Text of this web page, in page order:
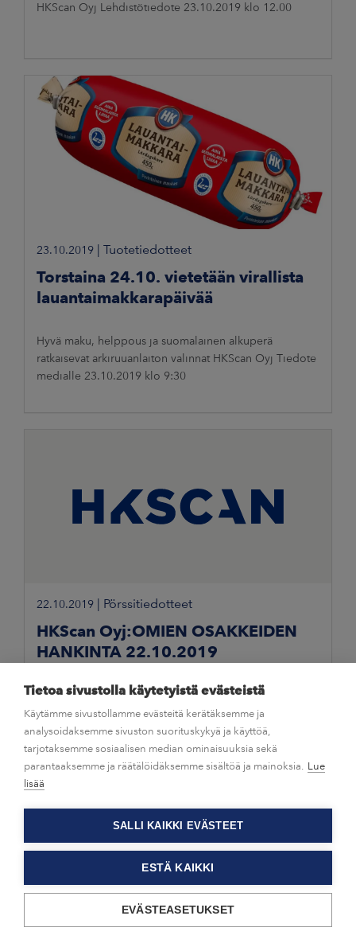
HKScan Oyj Lehdistötiedote 23.10.2019 klo 12.00
23.10.2019 Tuotetiedotteet
Torstaina 24.10. vietetään virallista
lauantaimakkarapäivää
Hyvä maku, helppous ja suomalainen alkuperä
ratkaisevat arkiruuanlaiton valinnat HKScan Oyj Tiedote
medialle 23.10.2019 klo 9:30
22.10.2019 Pörssitiedotteet
HKScan Oyj:OMIEN OSAKKEIDEN
HANKINTA 22.10.2019
Tietoa sivustolla käytetyistä evästeistä
Käytämme sivustollamme evästeitä kerätäksemme ja
analysoidaksemme sivuston suorituskykyä ja käyttöä,
tarjotaksemme sosiaalisen median ominaisuuksia sekä
parantaaksemme ja räätälöidäksemme sisältöä ja mainoksia. Lue
lisää
SALLI KAIKKI EVÄSTEET
ESTÄ KAIKKI
EVÄSTEASETUKSET